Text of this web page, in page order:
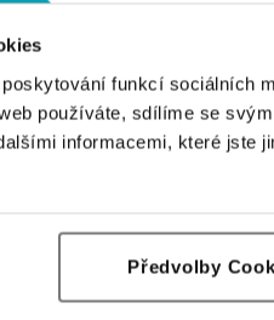
funkcí sociálních
používáte, sdílíme se
informacemi, které jste
Předvolby